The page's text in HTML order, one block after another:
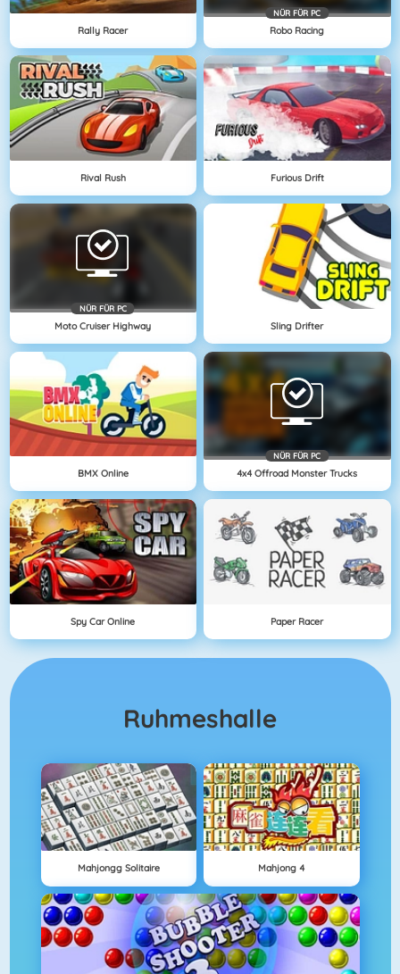
Rally Racer
NÜR FÜR PC
Robo Racing
Rival Rush Furious Drift
NÜR FÜR PC
Moto Cruiser Highway Sling Drifter
BMX Online
NÜR FÜR PC
4x4 Offroad Monster Trucks
Spy Car Online Paper Racer
Ruhmeshalle
Mahjongg Solitaire Mahjong 4